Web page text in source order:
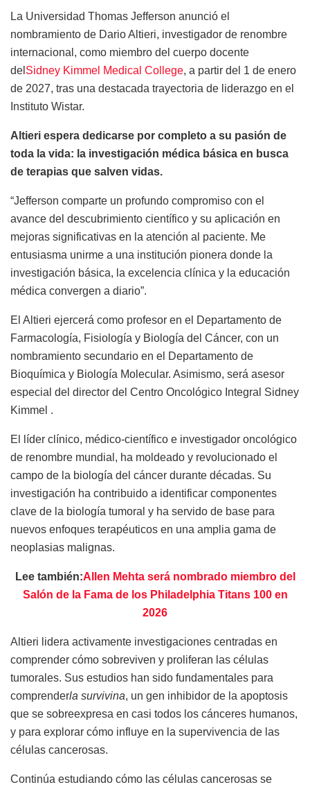
La Universidad Thomas Jefferson anunció el
nombramiento de Dario Altieri, investigador de renombre
internacional, como miembro del cuerpo docente
del Sidney Kimmel Medical College, a partir del 1 de enero
de 2027, tras una destacada trayectoria de liderazgo en el
Instituto Wistar.
Altieri espera dedicarse por completo a su pasión de
toda la vida: la investigación médica básica en busca
de terapias que salven vidas.
“Jefferson comparte un profundo compromiso con el
avance del descubrimiento científico y su aplicación en
mejoras significativas en la atención al paciente. Me
entusiasma unirme a una institución pionera donde la
investigación básica, la excelencia clínica y la educación
médica convergen a diario”.
El Altieri ejercerá como profesor en el Departamento de
Farmacología, Fisiología y Biología del Cáncer, con un
nombramiento secundario en el Departamento de
Bioquímica y Biología Molecular. Asimismo, será asesor
especial del director del Centro Oncológico Integral Sidney
Kimmel .
El líder clínico, médico-científico e investigador oncológico
de renombre mundial, ha moldeado y revolucionado el
campo de la biología del cáncer durante décadas. Su
investigación ha contribuido a identificar componentes
clave de la biología tumoral y ha servido de base para
nuevos enfoques terapéuticos en una amplia gama de
neoplasias malignas.
Lee también:Allen Mehta será nombrado miembro del
Salón de la Fama de los Philadelphia Titans 100 en
2026
Altieri lidera activamente investigaciones centradas en
comprender cómo sobreviven y proliferan las células
tumorales. Sus estudios han sido fundamentales para
comprenderla survivina, un gen inhibidor de la apoptosis
que se sobreexpresa en casi todos los cánceres humanos,
y para explorar cómo influye en la supervivencia de las
células cancerosas.
Continúa estudiando cómo las células cancerosas se